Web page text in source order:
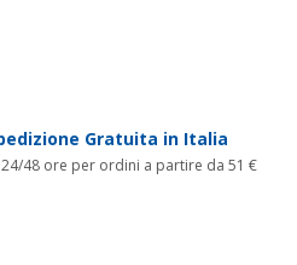
Gratuita in Italia
48 ore per ordini a partire da 51 €